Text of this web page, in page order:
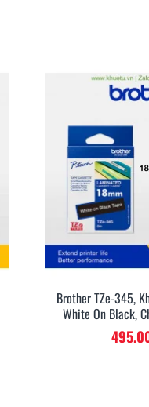
Brother TZe-345,
White On Black,